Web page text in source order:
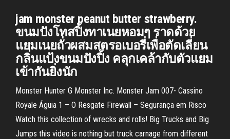
jam monster peanut butter strawberry.
ขนมปังโทสปิ้งทาเนยหอมๆ ราดด้วย
แยมเนยถั่วผสมสตรอเบอรี่เพื่อตัดเลี่ยน
กลิ่นแป้งขนมปังปิ้ง คลุกเคล้ากับตัวแยม
เข้ากันยิ่งนัก
Monster Hunter G Monster Inc. Monster Jam 007- Cassino
Royale Águia 1 – O Resgate Firewall – Segurança em Risco
Watch this collection of wrecks and rolls! Big Trucks and Big
Jumps this video is nothing but truck carnage from different